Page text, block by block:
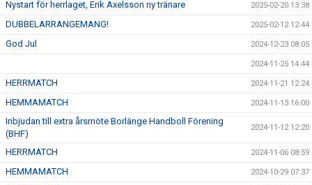
Nystart för herrlaget, Erik Axelsson ny tränare 2025-02-20 13:38
DUBBELARRANGEMANG! 2025-02-12 12:44
God Jul 2024-12-23 08:05
2024-11-25 14:44
HERRMATCH 2024-11-21 12:24
HEMMAMATCH 2024-11-13 16:00
Inbjudan till extra årsmöte Borlänge Handboll Förening
(BHF)
2024-11-12 12:20
HERRMATCH 2024-11-06 08:59
HEMMAMATCH 2024-10-29 07:37